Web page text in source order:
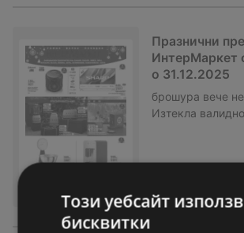
Празнични
ИнтерМаркет
о 31.12.2025
брошура вече
Изтекла
Този уебсайт
бисквитки